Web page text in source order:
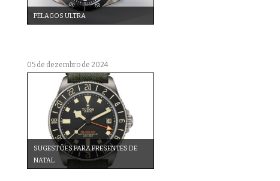
PELAGOS ULTRA
05 de dezembro de 2024
SUGESTÕES PARA PRESENTES DE
NATAL